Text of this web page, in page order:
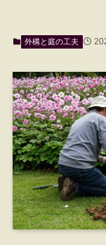
外構と庭の工夫